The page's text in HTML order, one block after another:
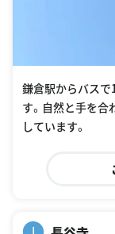
鎌倉駅からバスで
す。自然と手を合
しています。